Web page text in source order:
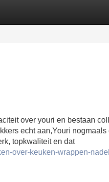
over youri en bestaan
echt aan,Youri
topkwaliteit en dat
over-keuken-wrappen-